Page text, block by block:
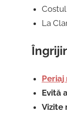
La
Evită
Vizite